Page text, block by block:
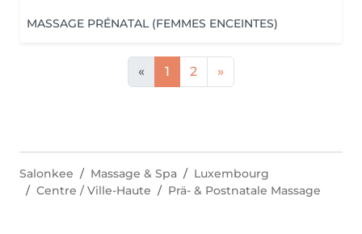
MASSAGE PRÉNATAL (FEMMES ENCEINTES)
« 1 2 »
Salonkee Massage & Spa
Luxembourg
Centre / Ville-Haute
Prä- & Postnatale Massage